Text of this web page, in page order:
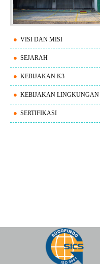
VISI DAN MISI
SEJARAH
KEBIJAKAN K3
KEBIJAKAN LINGKUNGAN
SERTIFIKASI